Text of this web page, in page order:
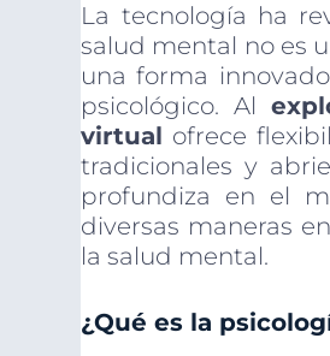
La tecnología ha
salud mental no es
una forma
psicológico. Al
virtual ofrece
tradicionales y
profundiza en el
diversas maneras
la salud mental.
¿Qué es la